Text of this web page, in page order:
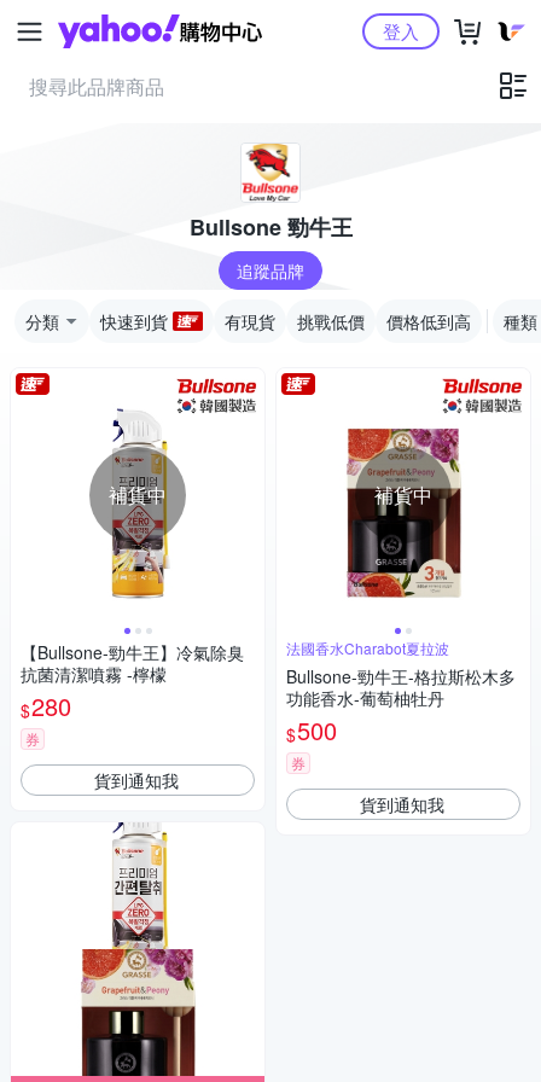
Yahoo購物中心登入
Bullsone 勁牛王
追蹤品牌
分類 快速到貨 有現貨 挑戰低價 價格低到高 種類
補貨中
【Bullsone-勁牛王】冷氣除臭
抗菌清潔噴霧 -檸檬
$280
券
貨到通知我
補貨中
法國香水Charabot夏拉波
Bullsone-勁牛王-格拉斯松木多
功能香水-葡萄柚牡丹
$500
券
貨到通知我